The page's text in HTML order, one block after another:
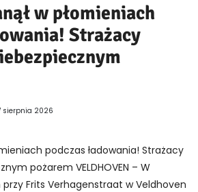
w płomieniach
Strażacy
sierpnia 2026
podczas ładowania! Strażacy
pożarem VELDHOVEN – W
Frits Verhagenstraat w Veldhoven